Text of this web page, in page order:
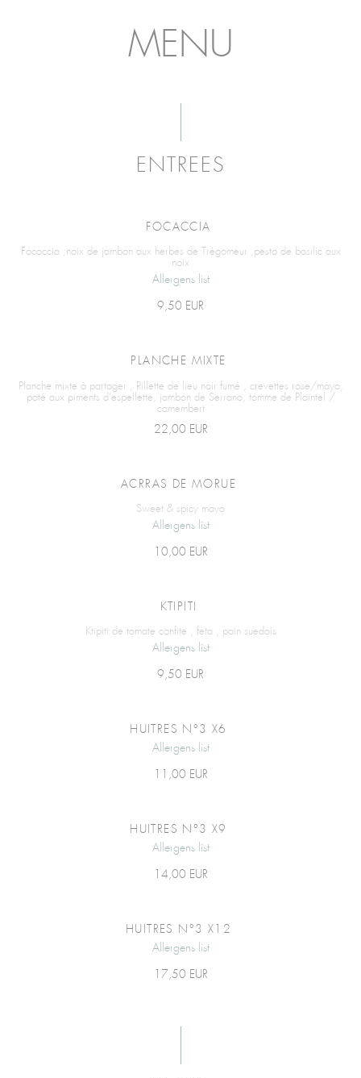
MENU
ENTREES
FOCACCIA
Focaccia ,noix de jambon aux herbes de Trégomeur ,pesto de basilic aux
noix
Allergens list
9,50 EUR
PLANCHE MIXTE
Planche mixte à partager , Rillette de lieu noir fumé , crevettes rose/mayo,
paté aux piments d’espellette, jambon de Serrano, tomme de Plaintel /
camembert
22,00 EUR
ACRRAS DE MORUE
Sweet & spicy mayo
Allergens list
10,00 EUR
KTIPITI
Ktipiti de tomate confite , feta , pain suedois
Allergens list
9,50 EUR
HUITRES N°3 X6
Allergens list
11,00 EUR
HUITRES N°3 X9
Allergens list
14,00 EUR
HUITRES N°3 X12
Allergens list
17,50 EUR